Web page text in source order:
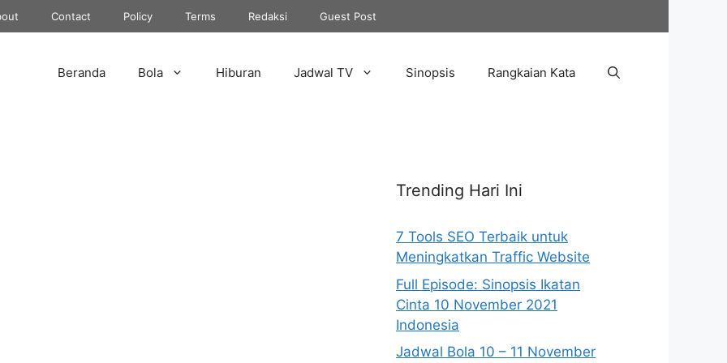
Contact Policy Terms Redaksi Guest Post
Beranda Bola Hiburan Jadwal TV Sinopsis Rangkaian Kata
Trending Hari Ini
7 Tools SEO Terbaik untuk
Meningkatkan Traffic Website
Full Episode: Sinopsis Ikatan
Cinta 10 November 2021
Indonesia
Jadwal Bola 10 – 11 November